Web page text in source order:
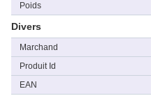
Poids
Divers
Marchand
Produit Id
EAN